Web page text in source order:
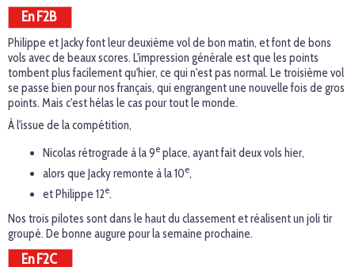
En F2B
Philippe et Jacky font leur deuxième vol de bon matin, et font de bons
vols avec de beaux scores. L'impression générale est que les points
tombent plus facilement qu'hier, ce qui n'est pas normal. Le troisième vol
se passe bien pour nos français, qui engrangent une nouvelle fois de gros
points. Mais c'est hélas le cas pour tout le monde.
À l'issue de la compétition,
Nicolas rétrograde à la 9e place, ayant fait deux vols hier,
alors que Jacky remonte à la 10e,
et Philippe 12e.
Nos trois pilotes sont dans le haut du classement et réalisent un joli tir
groupé. De bonne augure pour la semaine prochaine.
En F2C